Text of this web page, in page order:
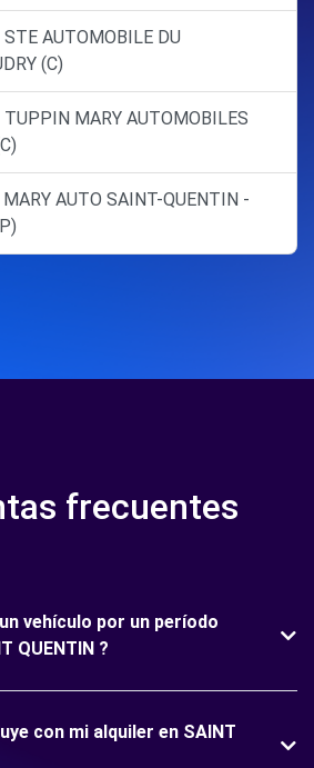
AUTOMOBILE DU
(C)
MARY AUTOMOBILES
AUTO SAINT-QUENTIN -
frecuentes
vehículo por un período
QUENTIN ?
con mi alquiler en SAINT